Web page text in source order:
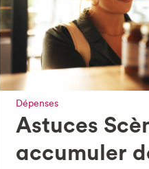
Dépenses
Astuces
accumuler